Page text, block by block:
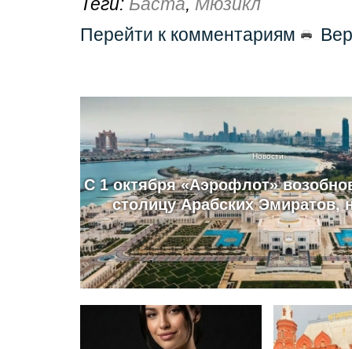
Перейти к комментариям
Новости
С 1 октября «Аэрофлот»
столицу Арабских Эмиратов,